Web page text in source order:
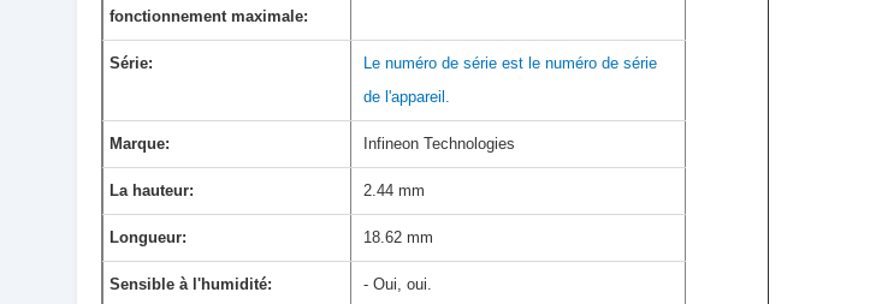
fonctionnement maximale:
Série:
Le numéro de série est le numéro de série
de l'appareil.
Marque: Infineon Technologies
La hauteur: 2.44 mm
Longueur: 18.62 mm
Sensible à l'humidité: - Oui, oui.